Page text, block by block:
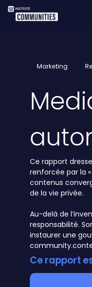
Marketing
Ce rapport
renforcée par la
contenus
de la vie privée.
Au-delà de
responsabilité.
Ce rapport